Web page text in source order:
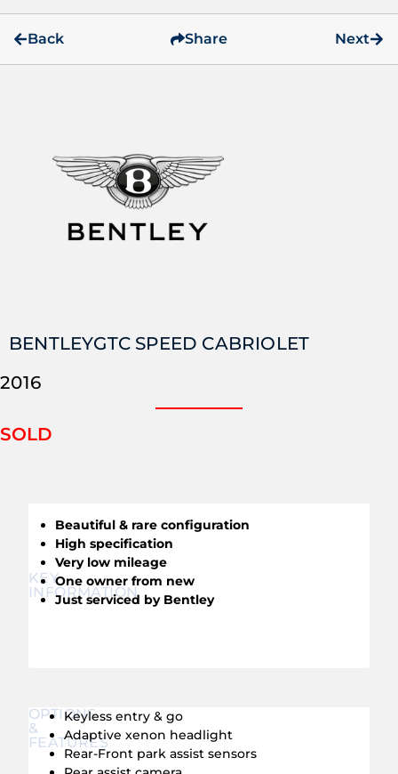
Back Next
Share
BENTLEYGTC SPEED CABRIOLET
2016
SOLD
KEY
INFORMATION
Beautiful & rare configuration
High specification
Very low mileage
One owner from new
Just serviced by Bentley
OPTIONS
&
FEATURES
Keyless entry & go
Adaptive xenon headlight
Rear-Front park assist sensors